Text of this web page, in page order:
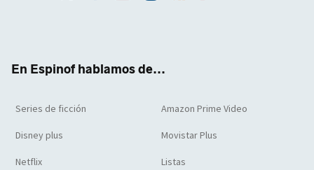
En Espinof hablamos de...
Series de ficción Amazon Prime Video
Disney plus Movistar Plus
Netflix Listas